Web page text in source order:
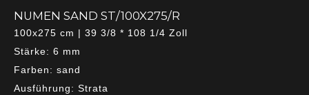
NUMEN SAND ST/100X275/R
100x275 cm | 39 3/8 * 108 1/4 Zoll
Stärke: 6 mm
Farben: sand
Ausführung: Strata